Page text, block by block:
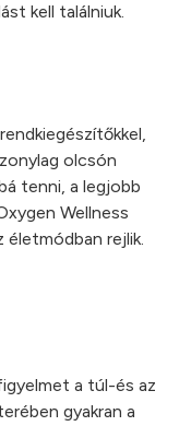
kell találniuk.
olcsón
tenni, a legjobb
Wellness
rejlik.
a túl-és az
gyakran a